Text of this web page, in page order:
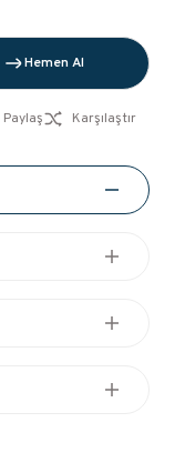
Hemen Al
Paylaş Karşılaştır